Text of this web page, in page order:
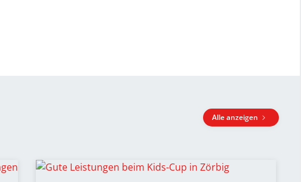
Alle anzeigen